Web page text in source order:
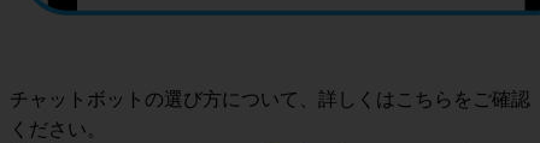
チャットボットの選び方について、詳しくはこちらをご確認
ください。